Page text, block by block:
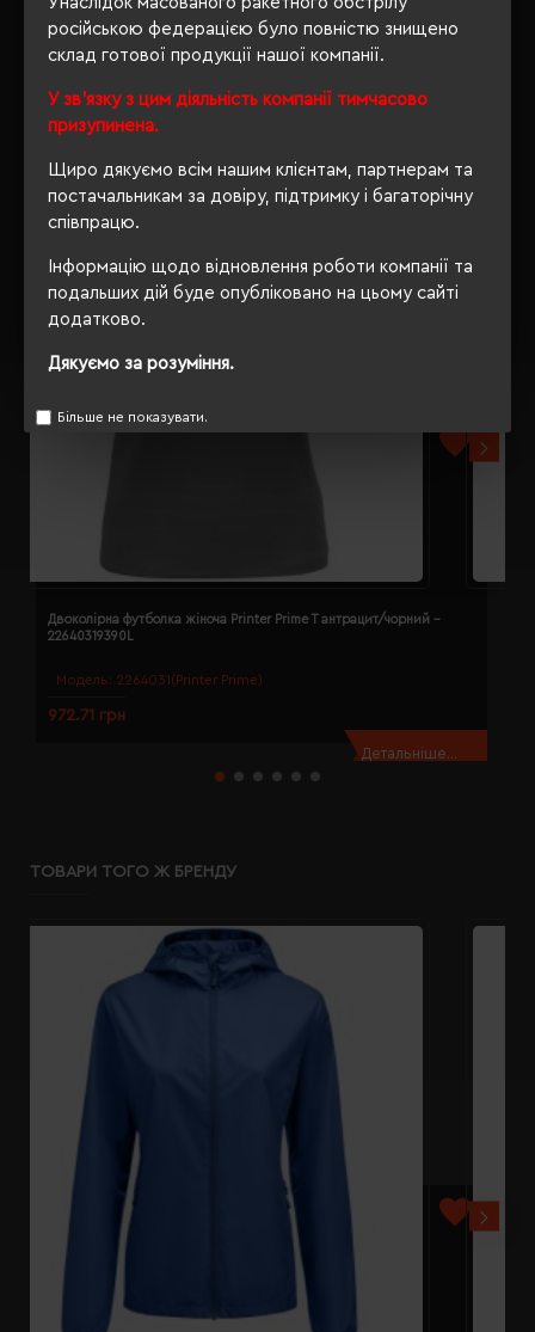
російською федерацією було повністю знищено
склад готової продукції нашої компанії.
У зв'язку з цим діяльність компанії тимчасово
призупинена.
Щиро дякуємо всім нашим клієнтам, партнерам та
постачальникам за довіру, підтримку і багаторічну
співпрацю.
Інформацію щодо відновлення роботи компанії та
подальших дій буде опубліковано на цьому сайті
додатково.
Дякуємо за розуміння.
Більше не показувати.
РЕКОМЕНДУЄМО
Модель: 2264031(Printer Prime)
Двоколірна футболка жіноча Printer Prime T антрацит/чорний -
22640319390L
972.71 грн
Детальніше...
ТОВАРИ ТОГО Ж БРЕНДУ